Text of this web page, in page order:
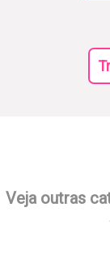
Veja outras